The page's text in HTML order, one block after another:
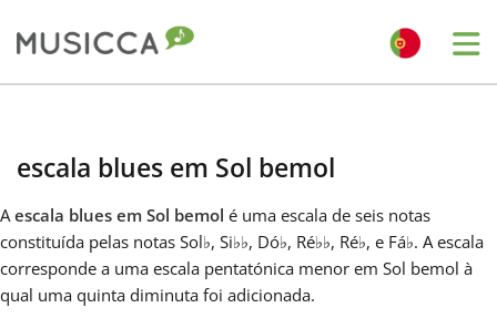
Dansk
escala blues em Sol bemol
Aescala blues em Sol bemol é uma escala de seis notas
constituída pelas notas Sol♭, Si♭♭, Dó♭, Ré♭♭, Ré♭, e Fá♭. A escala
corresponde a uma escala pentatónica menor em Sol bemol à
qual uma quinta diminuta foi adicionada.